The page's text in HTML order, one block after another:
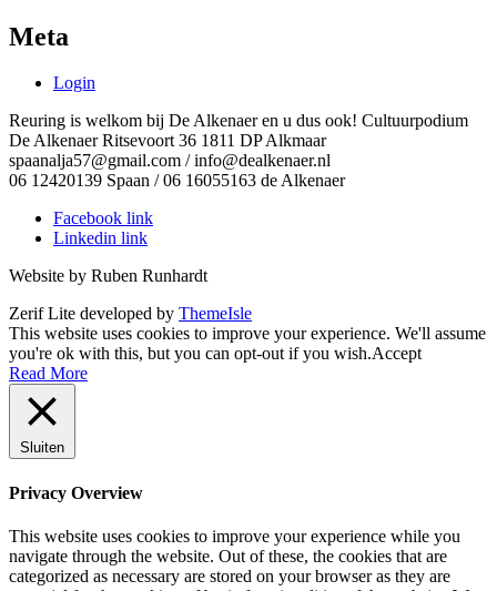
Meta
Login
Reuring is welkom bij De Alkenaer en u dus ook! Cultuurpodium
De Alkenaer Ritsevoort 36 1811 DP Alkmaar
spaanalja57@gmail.com / info@dealkenaer.nl
06 12420139 Spaan / 06 16055163 de Alkenaer
Facebook link
Linkedin link
Website by Ruben Runhardt
Zerif Lite developed by ThemeIsle
This website uses cookies to improve your experience. We'll assume
you're ok with this, but you can opt-out if you wish.Accept
Read More
Sluiten
Privacy Overview
This website uses cookies to improve your experience while you
navigate through the website. Out of these, the cookies that are
categorized as necessary are stored on your browser as they are